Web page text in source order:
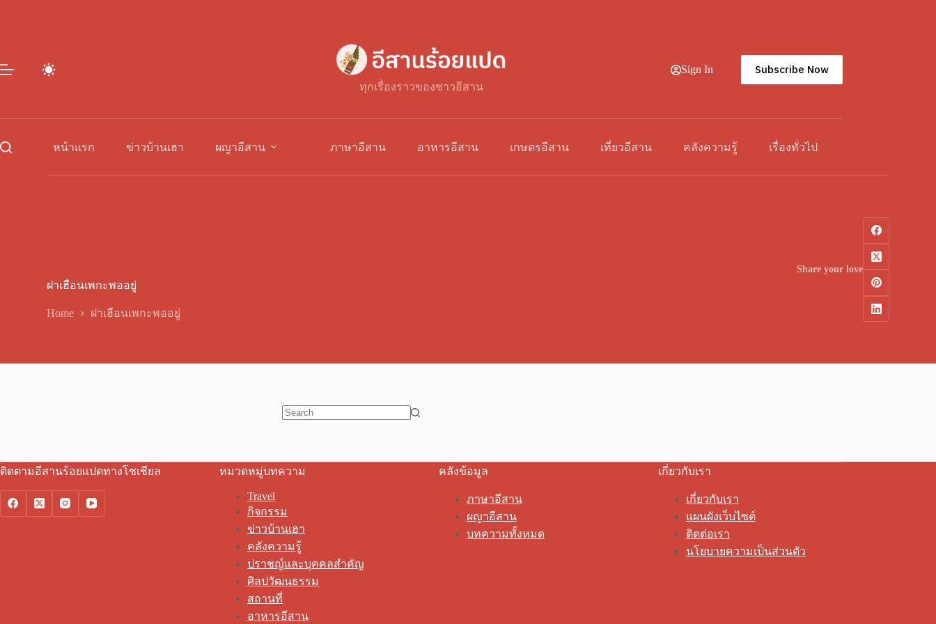
ทุกเรื่องราวของชาวอีสาน
Sign In Subscribe Now
หน้าแรก ข่าวบ้านเฮา ผญาอีสาน ภาษาอีสาน อาหารอีสาน เกษตรอีสาน เที่ยวอีสาน คลังความรู้ เรื่องทั่วไป
ฝาเฮือนเพกะพออยู่
Home ฝาเฮือนเพกะพออยู่
Share your love
ติดตามอีสานร้อยแปดทางโซเชียล หมวดหมู่บทความ
Travel
กิจกรรม
ข่าวบ้านเฮา
คลังความรู้
ปราชญ์และบุคคลสำคัญ
ศิลปวัฒนธรรม
สถานที่
อาหารอีสาน
คลังข้อมูล
ภาษาอีสาน
ผญาอีสาน
บทความทั้งหมด
เกี่ยวกับเรา
เกี่ยวกับเรา
แผนผังเว็บไซต์
ติดต่อเรา
นโยบายความเป็นส่วนตัว